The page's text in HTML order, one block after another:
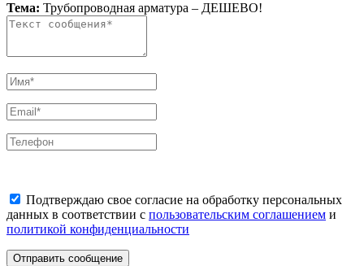
Тема: Трубопроводная арматура – ДЕШЕВО!
Подтверждаю свое согласие на обработку персональных
данных в соответствии с пользовательским соглашением и
политикой конфиденциальности
Отправить сообщение